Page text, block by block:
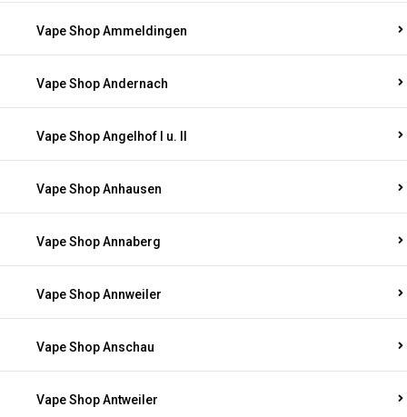
Vape Shop Ammeldingen
Vape Shop Andernach
Vape Shop Angelhof I u. II
Vape Shop Anhausen
Vape Shop Annaberg
Vape Shop Annweiler
Vape Shop Anschau
Vape Shop Antweiler